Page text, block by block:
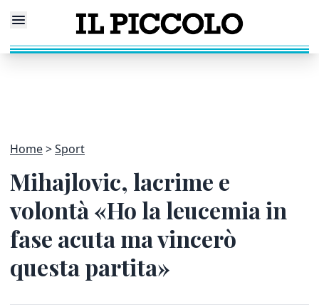
Home Sport
Mihajlovic, lacrime e
volontà «Ho la leucemia in
fase acuta ma vincerò
questa partita»